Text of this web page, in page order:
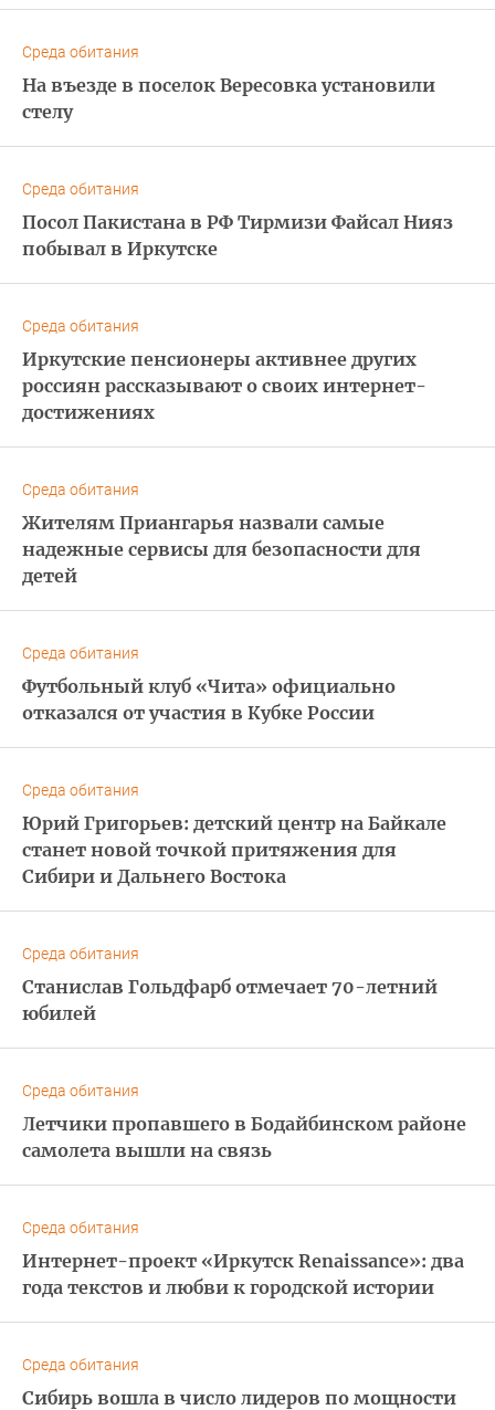
Среда обитания
На въезде в поселок Вересовка установили
стелу
Среда обитания
Посол Пакистана в РФ Тирмизи Файсал Нияз
побывал в Иркутске
Среда обитания
Иркутские пенсионеры активнее других
россиян рассказывают о своих интернет-
достижениях
Среда обитания
Жителям Приангарья назвали самые
надежные сервисы для безопасности для
детей
Среда обитания
Футбольный клуб «Чита» официально
отказался от участия в Кубке России
Среда обитания
Юрий Григорьев: детский центр на Байкале
станет новой точкой притяжения для
Сибири и Дальнего Востока
Среда обитания
Станислав Гольдфарб отмечает 70-летний
юбилей
Среда обитания
Летчики пропавшего в Бодайбинском районе
самолета вышли на связь
Среда обитания
Интернет-проект «Иркутск Renaissance»: два
года текстов и любви к городской истории
Среда обитания
Сибирь вошла в число лидеров по мощности